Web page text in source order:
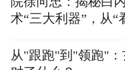
术“三大利器”，从“
从"跟跑"到"领跑"：